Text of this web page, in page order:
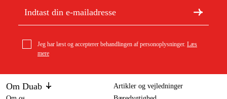
Jeg har læst og accepterer behandlingen af personoplysninger. Læs
mere
Om Duab
Artikler og vejledninger